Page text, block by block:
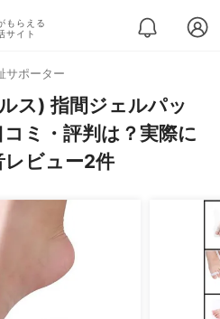
もらえる
サイト
サポーター
ス) 指間ジェルパッ
ミ・評判は？実際に
ビュー2件